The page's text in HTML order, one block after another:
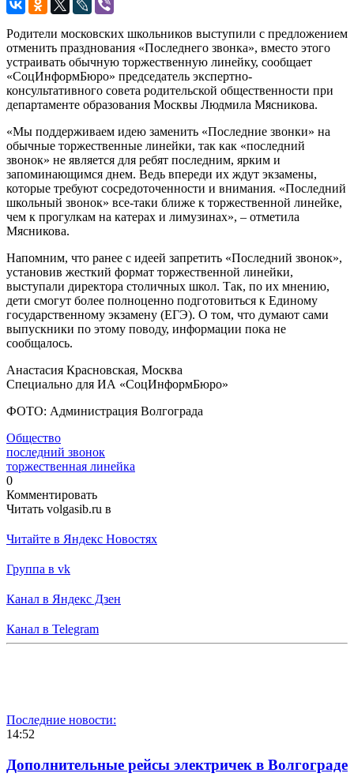
Родители московских школьников выступили с предложением
отменить празднования «Последнего звонка», вместо этого
устраивать обычную торжественную линейку, сообщает
«СоцИнформБюро» председатель экспертно-
консультативного совета родительской общественности при
департаменте образования Москвы Людмила Мясникова.
«Мы поддерживаем идею заменить «Последние звонки» на
обычные торжественные линейки, так как «последний
звонок» не является для ребят последним, ярким и
запоминающимся днем. Ведь впереди их ждут экзамены,
которые требуют сосредоточенности и внимания. «Последний
школьный звонок» все-таки ближе к торжественной линейке,
чем к прогулкам на катерах и лимузинах», – отметила
Мясникова.
Напомним, что ранее с идеей запретить «Последний звонок»,
установив жесткий формат торжественной линейки,
выступали директора столичных школ. Так, по их мнению,
дети смогут более полноценно подготовиться к Единому
государственному экзамену (ЕГЭ). О том, что думают сами
выпускники по этому поводу, информации пока не
сообщалось.
Анастасия Красновская, Москва
Специально для ИА «СоцИнформБюро»
ФОТО: Администрация Волгограда
Общество
последний звонок
торжественная линейка
0
Комментировать
Читать volgasib.ru в
Читайте в Яндекс Новостях
Группа в vk
Канал в Яндекс Дзен
Канал в Telegram
Последние новости:
14:52
Дополнительные рейсы электричек в Волгограде